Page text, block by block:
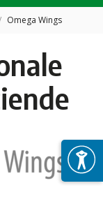
Omega Wings